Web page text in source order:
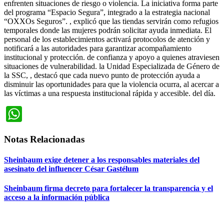
enfrenten situaciones de riesgo o violencia. La iniciativa forma parte
del programa “Espacio Segura”, integrado a la estrategia nacional
“OXXOs Seguros”. , explicó que las tiendas servirán como refugios
temporales donde las mujeres podrán solicitar ayuda inmediata. El
personal de los establecimientos activará protocolos de atención y
notificará a las autoridades para garantizar acompañamiento
institucional y protección. de confianza y apoyo a quienes atraviesen
situaciones de vulnerabilidad. la Unidad Especializada de Género de
la SSC, , destacó que cada nuevo punto de protección ayuda a
disminuir las oportunidades para que la violencia ocurra, al acercar a
las víctimas a una respuesta institucional rápida y accesible. del día.
Notas Relacionadas
Sheinbaum exige detener a los responsables materiales del
asesinato del influencer César Gastélum
Sheinbaum firma decreto para fortalecer la transparencia y el
acceso a la información pública